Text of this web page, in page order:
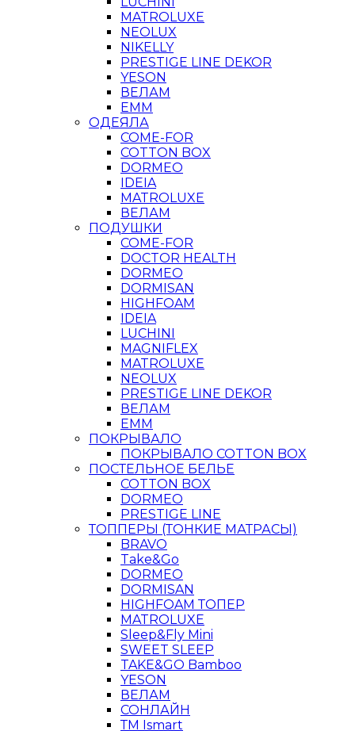
MATROLUXE
NEOLUX
NIKELLY
PRESTIGE LINE DEKOR
YESON
ВЕЛАМ
ЕММ
ОДЕЯЛА
COME-FOR
COTTON BOX
DORMEO
IDEIA
MATROLUXE
ВЕЛАМ
ПОДУШКИ
COME-FOR
DOCTOR HEALTH
DORMEO
DORMISAN
HIGHFOAM
IDEIA
LUCHINI
MAGNIFLEX
MATROLUXE
NEOLUX
PRESTIGE LINE DEKOR
ВЕЛАМ
ЕММ
ПОКРЫВАЛО
ПОКРЫВАЛО COTTON BOX
ПОСТЕЛЬНОЕ БЕЛЬЕ
COTTON BOX
DORMEO
PRESTIGE LINE
ТОППЕРЫ (ТОНКИЕ МАТРАСЫ)
BRAVO
Take&Go
DORMEO
DORMISAN
HIGHFOAM ТОПЕР
MATROLUXE
Sleep&Fly Mini
SWEET SLEEP
TAKE&GO Bamboo
YESON
ВЕЛАМ
СОНЛАЙН
ТМ Ismart